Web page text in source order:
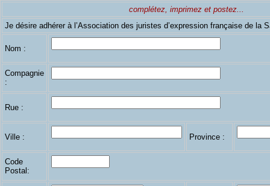
complétez, imprimez et postez...
Je désire adhérer à l’Association des juristes d’expression française de la
Nom :
Compagnie
:
Rue :
Ville : Province :
Code
Postal: